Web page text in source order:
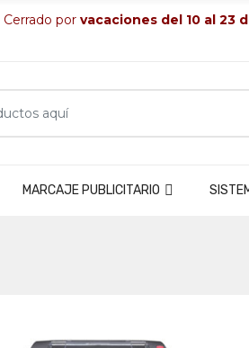
Cerrado por vacaciones del 10 al 23
MARCAJE PUBLICITARIO